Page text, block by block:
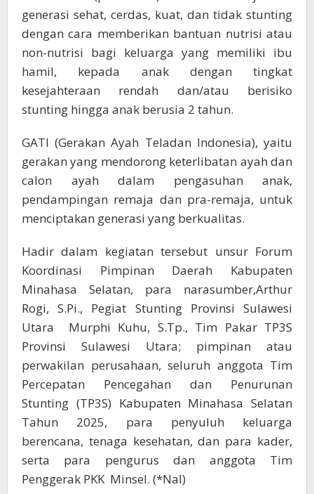
generasi sehat, cerdas, kuat, dan tidak stunting
dengan cara memberikan bantuan nutrisi atau
non-nutrisi bagi keluarga yang memiliki ibu
hamil, kepada anak dengan tingkat
kesejahteraan rendah dan/atau berisiko
stunting hingga anak berusia 2 tahun.
GATI (Gerakan Ayah Teladan Indonesia), yaitu
gerakan yang mendorong keterlibatan ayah dan
calon ayah dalam pengasuhan anak,
pendampingan remaja dan pra-remaja, untuk
menciptakan generasi yang berkualitas.
Hadir dalam kegiatan tersebut unsur Forum
Koordinasi Pimpinan Daerah Kabupaten
Minahasa Selatan, para narasumber,Arthur
Rogi, S.Pi., Pegiat Stunting Provinsi Sulawesi
Utara Murphi Kuhu, S.Tp., Tim Pakar TP3S
Provinsi Sulawesi Utara; pimpinan atau
perwakilan perusahaan, seluruh anggota Tim
Percepatan Pencegahan dan Penurunan
Stunting (TP3S) Kabupaten Minahasa Selatan
Tahun 2025, para penyuluh keluarga
berencana, tenaga kesehatan, dan para kader,
serta para pengurus dan anggota Tim
Penggerak PKK Minsel. (*Nal)